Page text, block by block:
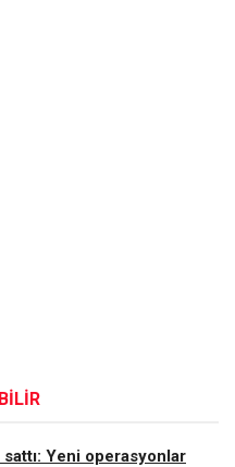
sattı: Yeni operasyonlar